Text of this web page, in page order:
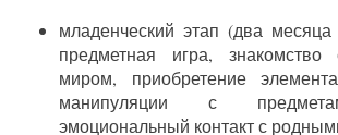
младенческий этап (два
предметная игра,
миром, приобретение
манипуляции с
эмоциональный контакт с